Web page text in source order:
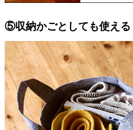
⑤収納かごとしても使える